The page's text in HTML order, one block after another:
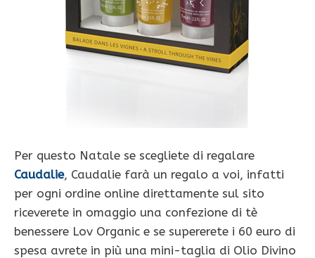
Per questo Natale se scegliete di regalare
Caudalie, Caudalie farà un regalo a voi, infatti
per ogni ordine online direttamente sul sito
riceverete in omaggio una confezione di tè
benessere Lov Organic e se supererete i 60 euro di
spesa avrete in più una mini-taglia di Olio Divino